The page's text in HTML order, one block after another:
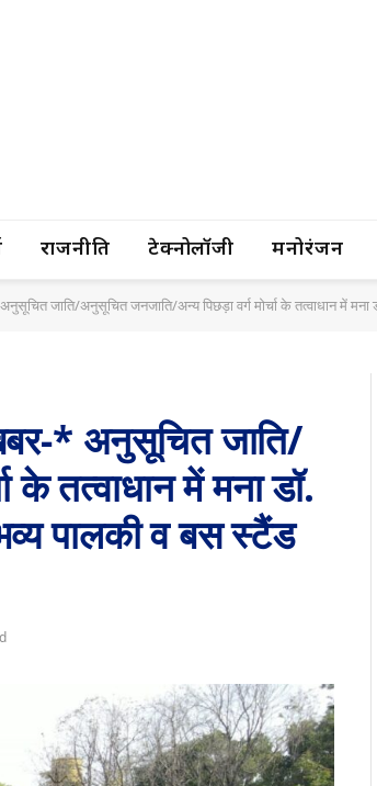
राजनीति टेक्नोलॉजी मनोरंजन
जाति/अनुसूचित जनजाति/अन्य पिछड़ा वर्ग मोर्चा के तत्वाधान में मना डॉ.
* अनुसूचित जाति/
के तत्वाधान में मना डॉ.
पालकी व बस स्टैंड